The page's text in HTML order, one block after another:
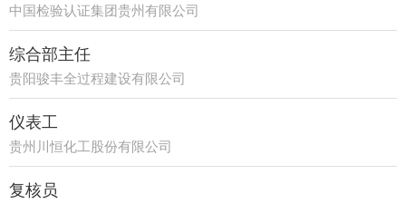
中国检验认证集团贵州有限公司
综合部主任
贵阳骏丰全过程建设有限公司
仪表工
贵州川恒化工股份有限公司
复核员